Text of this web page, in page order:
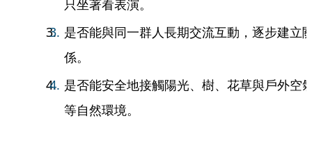
只坐著看表演。
是否能與同一群人長期交流互動，逐步建立
係。
是否能安全地接觸陽光、樹、花草與戶外空
等自然環境。